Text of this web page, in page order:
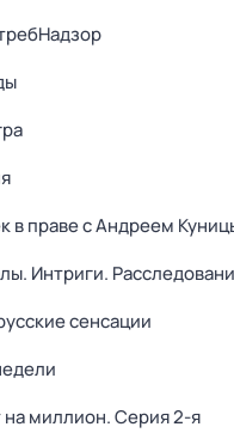
в праве с Андреем
Интриги.
сенсации
миллион. Серия 2-я